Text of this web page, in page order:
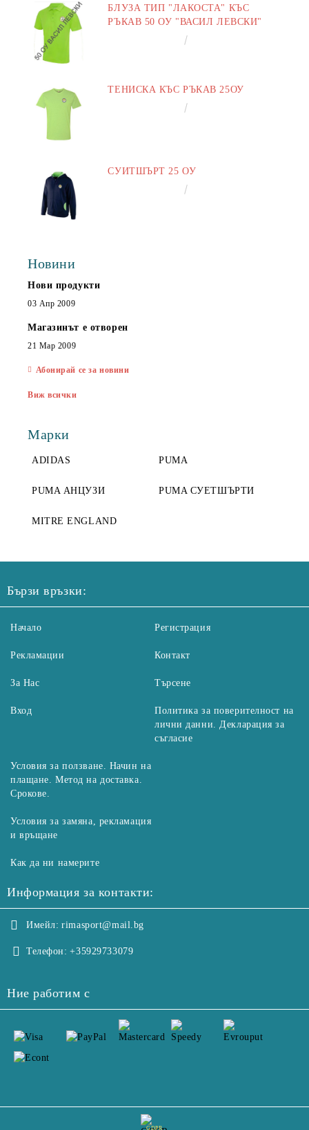
БЛУЗА ТИП "ЛАКОСТА" КЪС
РЪКАВ 50 ОУ "ВАСИЛ ЛЕВСКИ"
ТЕНИСКА КЪС РЪКАВ 25ОУ
СУИТШЪРТ 25 ОУ
Новини
Нови продукти
03 Апр 2009
Магазинът е отворен
21 Мар 2009
Абонирай се за новини
Виж всички
Марки
ADIDAS PUMA
PUMA АНЦУЗИ PUMA СУЕТШЪРТИ
MITRE ENGLAND
Бързи връзки:
Начало
Рекламации
За Нас
Вход
Регистрация
Контакт
Търсене
Политика за поверителност на
лични данни. Декларация за
съгласие
Условия за ползване. Начин на
плащане. Метод на доставка.
Срокове.
Условия за замяна, рекламация
и връщане
Как да ни намерите
Информация за контакти:
Имейл: rimasport@mail.bg
Телефон: +35929733079
Ние работим с
GDPR